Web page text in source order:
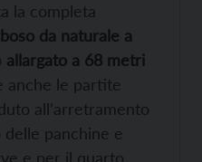
la completa
da naturale a
allargato a 68 metri
anche le partite
all’arretramento
panchine e
e per il quarto